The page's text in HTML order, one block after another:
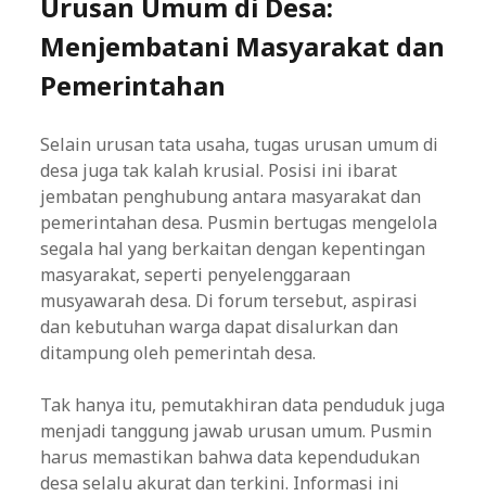
Menjembatani Masyarakat dan
Pemerintahan
Selain urusan tata usaha, tugas urusan umum di
desa juga tak kalah krusial. Posisi ini ibarat
jembatan penghubung antara masyarakat dan
pemerintahan desa. Pusmin bertugas mengelola
segala hal yang berkaitan dengan kepentingan
masyarakat, seperti penyelenggaraan
musyawarah desa. Di forum tersebut, aspirasi
dan kebutuhan warga dapat disalurkan dan
ditampung oleh pemerintah desa.
Tak hanya itu, pemutakhiran data penduduk juga
menjadi tanggung jawab urusan umum. Pusmin
harus memastikan bahwa data kependudukan
desa selalu akurat dan terkini. Informasi ini